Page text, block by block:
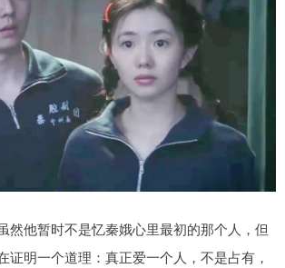
然他暂时不是忆秦娥心里最初的那个人，但
证明一个道理：真正爱一个人，不是占有，